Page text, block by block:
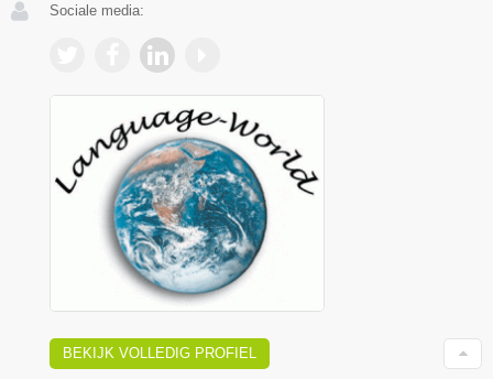
Sociale media:
BEKIJK VOLLEDIG PROFIEL